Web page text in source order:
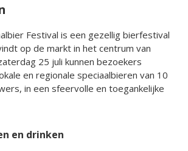
Festival is een gezellig bierfestival
op de markt in het centrum van
25 juli kunnen bezoekers
en regionale speciaalbieren van 10
in een sfeervolle en toegankelijke
en drinken